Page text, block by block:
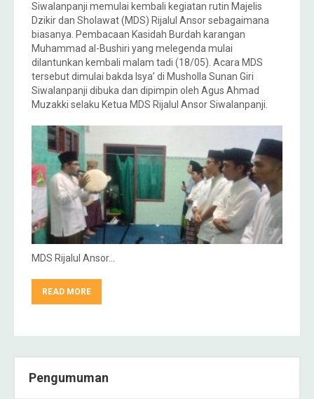
Siwalanpanji memulai kembali kegiatan rutin Majelis
Dzikir dan Sholawat (MDS) Rijalul Ansor sebagaimana
biasanya. Pembacaan Kasidah Burdah karangan
Muhammad al-Bushiri yang melegenda mulai
dilantunkan kembali malam tadi (18/05). Acara MDS
tersebut dimulai bakda Isya’ di Musholla Sunan Giri
Siwalanpanji dibuka dan dipimpin oleh Agus Ahmad
Muzakki selaku Ketua MDS Rijalul Ansor Siwalanpanji.
MDS Rijalul Ansor…
READ MORE
Pengumuman